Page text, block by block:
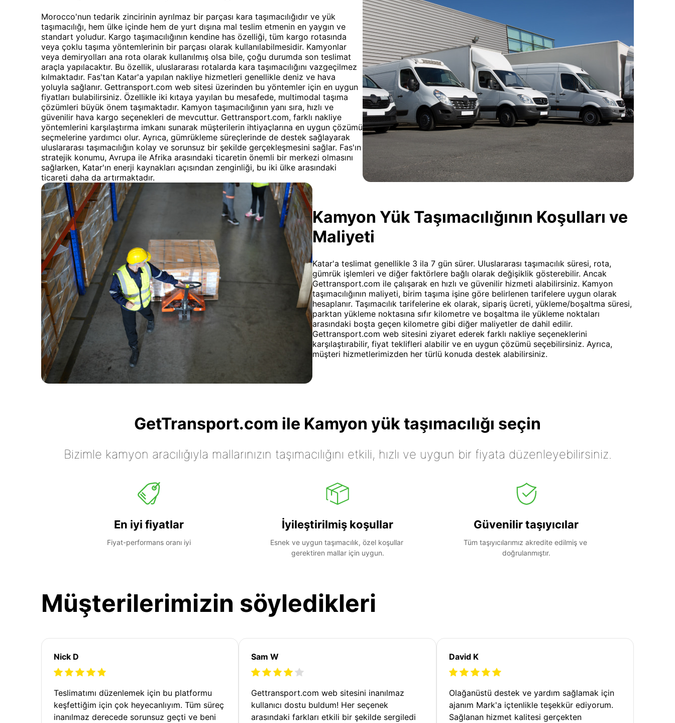
Morocco'nun tedarik zincirinin ayrılmaz bir parçası kara taşımacılığıdır ve yük
taşımacılığı, hem ülke içinde hem de yurt dışına mal teslim etmenin en yaygın ve
standart yoludur. Kargo taşımacılığının kendine has özelliği, tüm kargo rotasında
veya çoklu taşıma yöntemlerinin bir parçası olarak kullanılabilmesidir. Kamyonlar
veya demiryolları ana rota olarak kullanılmış olsa bile, çoğu durumda son teslimat
araçla yapılacaktır. Bu özellik, uluslararası rotalarda kara taşımacılığını vazgeçilmez
kılmaktadır. Fas'tan Katar'a yapılan nakliye hizmetleri genellikle deniz ve hava
yoluyla sağlanır. Gettransport.com web sitesi üzerinden bu yöntemler için en uygun
fiyatları bulabilirsiniz. Özellikle iki kıtaya yayılan bu mesafede, multimodal taşıma
çözümleri büyük önem taşımaktadır. Kamyon taşımacılığının yanı sıra, hızlı ve
güvenilir hava kargo seçenekleri de mevcuttur. Gettransport.com, farklı nakliye
yöntemlerini karşılaştırma imkanı sunarak müşterilerin ihtiyaçlarına en uygun çözümü
seçmelerine yardımcı olur. Ayrıca, gümrükleme süreçlerinde de destek sağlayarak
uluslararası taşımacılığın kolay ve sorunsuz bir şekilde gerçekleşmesini sağlar. Fas'ın
stratejik konumu, Avrupa ile Afrika arasındaki ticaretin önemli bir merkezi olmasını
sağlarken, Katar'ın enerji kaynakları açısından zenginliği, bu iki ülke arasındaki
ticareti daha da artırmaktadır.
Kamyon Yük Taşımacılığının Koşulları ve
Maliyeti
Katar'a teslimat genellikle 3 ila 7 gün sürer. Uluslararası taşımacılık süresi, rota,
gümrük işlemleri ve diğer faktörlere bağlı olarak değişiklik gösterebilir. Ancak
Gettransport.com ile çalışarak en hızlı ve güvenilir hizmeti alabilirsiniz. Kamyon
taşımacılığının maliyeti, birim taşıma işine göre belirlenen tarifelere uygun olarak
hesaplanır. Taşımacılık tarifelerine ek olarak, sipariş ücreti, yükleme/boşaltma süresi,
parktan yükleme noktasına sıfır kilometre ve boşaltma ile yükleme noktaları
arasındaki boşta geçen kilometre gibi diğer maliyetler de dahil edilir.
Gettransport.com web sitesini ziyaret ederek farklı nakliye seçeneklerini
karşılaştırabilir, fiyat teklifleri alabilir ve en uygun çözümü seçebilirsiniz. Ayrıca,
müşteri hizmetlerimizden her türlü konuda destek alabilirsiniz.
GetTransport.com ile Kamyon yük taşımacılığı seçin
Bizimle kamyon aracılığıyla mallarınızın taşımacılığını etkili, hızlı ve uygun bir fiyata düzenleyebilirsiniz.
En iyi fiyatlar
Fiyat-performans oranı iyi
İyileştirilmiş koşullar
Esnek ve uygun taşımacılık, özel koşullar
gerektiren mallar için uygun.
Güvenilir taşıyıcılar
Tüm taşıyıcılarımız akredite edilmiş ve
doğrulanmıştır.
Müşterilerimizin söyledikleri
Nick D
Teslimatımı düzenlemek için bu platformu
keşfettiğim için çok heyecanlıyım. Tüm süreç
inanılmaz derecede sorunsuz geçti ve beni
Sam W
Gettransport.com web sitesini inanılmaz
kullanıcı dostu buldum! Her seçenek
arasındaki farkları etkili bir şekilde sergiledi
David K
Olağanüstü destek ve yardım sağlamak için
ajanım Mark'a içtenlikle teşekkür ediyorum.
Sağlanan hizmet kalitesi gerçekten